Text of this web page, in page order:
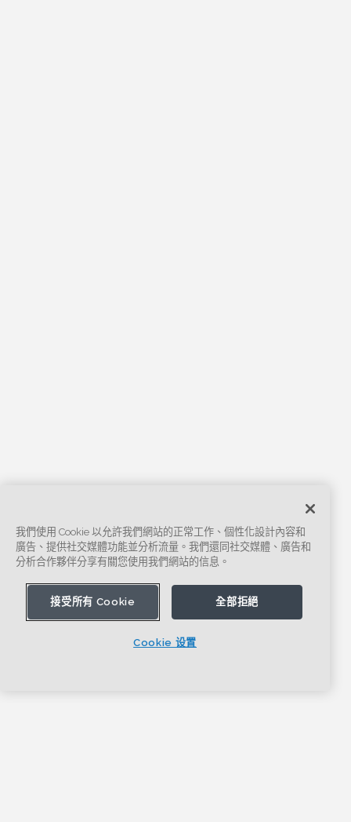
我們使用 Cookie 以允許我們網站的正常工作、個性化設計內容和
廣告、提供社交媒體功能並分析流量。我們還同社交媒體、廣告和
分析合作夥伴分享有關您使用我們網站的信息。
接受所有 Cookie 全部拒絕
Cookie 设置